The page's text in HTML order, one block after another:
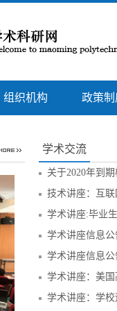
组织机构 政策制
学术交流
学术讲座：美